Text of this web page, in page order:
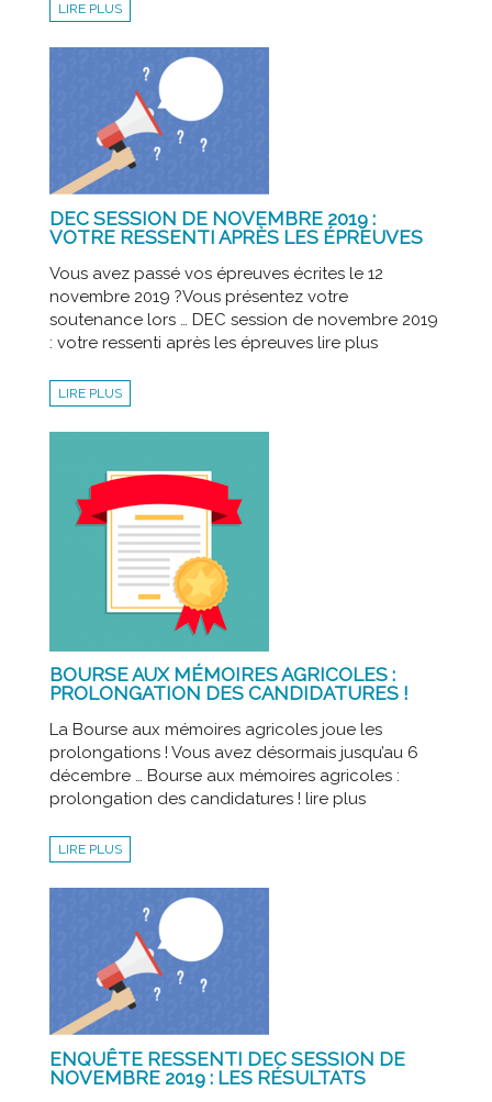
LIRE PLUS
DEC SESSION DE NOVEMBRE 2019 :
VOTRE RESSENTI APRÈS LES ÉPREUVES
Vous avez passé vos épreuves écrites le 12
novembre 2019 ?Vous présentez votre
soutenance lors … DEC session de novembre 2019
: votre ressenti après les épreuves lire plus
LIRE PLUS
BOURSE AUX MÉMOIRES AGRICOLES :
PROLONGATION DES CANDIDATURES !
La Bourse aux mémoires agricoles joue les
prolongations ! Vous avez désormais jusqu’au 6
décembre … Bourse aux mémoires agricoles :
prolongation des candidatures ! lire plus
LIRE PLUS
ENQUÊTE RESSENTI DEC SESSION DE
NOVEMBRE 2019 : LES RÉSULTATS